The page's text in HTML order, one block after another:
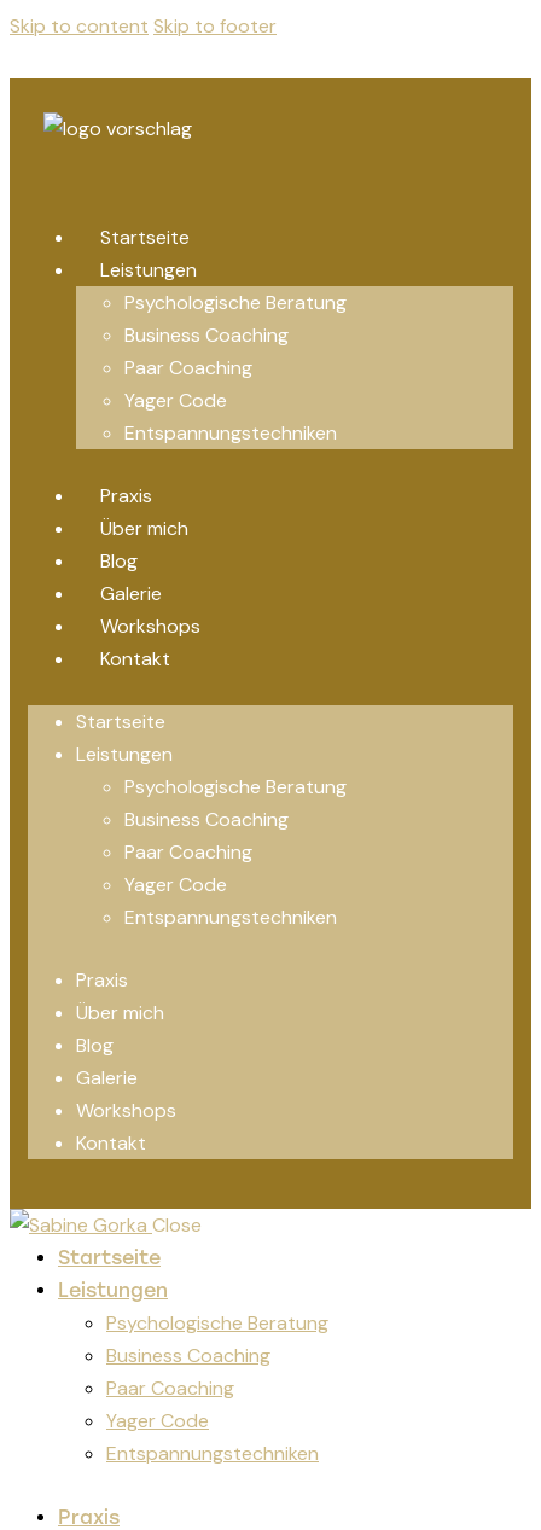
Skip to content Skip to footer
Startseite
Leistungen
Psychologische Beratung
Business Coaching
Paar Coaching
Yager Code
Entspannungstechniken
Praxis
Über mich
Blog
Galerie
Workshops
Kontakt
Startseite
Leistungen
Psychologische Beratung
Business Coaching
Paar Coaching
Yager Code
Entspannungstechniken
Praxis
Über mich
Blog
Galerie
Workshops
Kontakt
Close
Startseite
Leistungen
Psychologische Beratung
Business Coaching
Paar Coaching
Yager Code
Entspannungstechniken
Praxis